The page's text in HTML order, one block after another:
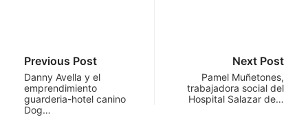
Previous Post
Danny Avella y el
emprendimiento
guarderia-hotel canino
Dog…
Next Post
Pamel Muñetones,
trabajadora social del
Hospital Salazar de…